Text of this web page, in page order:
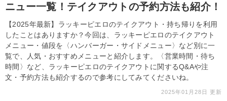
ニュー一覧！テイクアウトの予約方法も紹介！
【2025年最新】ラッキーピエロのテイクアウト・持ち帰りを利用
したことはありますか？今回は、ラッキーピエロのテイクアウト
メニュー・値段を〈ハンバーガー・サイドメニュー〉など別に一
覧で、人気・おすすめメニューと紹介します。〈営業時間・待ち
時間〉など、ラッキーピエロのテイクアウトに関するQ&Aや注
文・予約方法も紹介するので参考にしてみてくださいね。
2025年01月28日 更新